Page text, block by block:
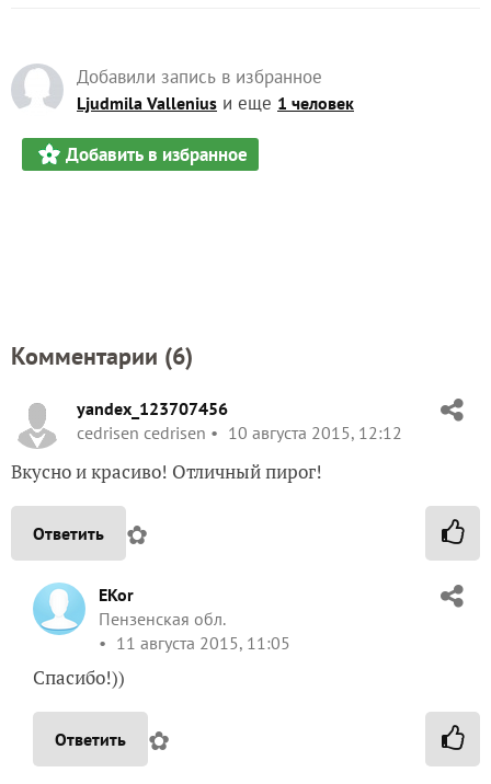
Добавили запись в избранное
Ljudmila Vallenius и еще 1 человек
Добавить в избранное
Комментарии (6)
yandex_123707456
cedrisen cedrisen
10 августа 2015, 12:12
Вкусно и красиво! Отличный пирог!
Ответить ✿
EKor
Пензенская обл.
11 августа 2015, 11:05
Спасибо!))
Ответить ✿